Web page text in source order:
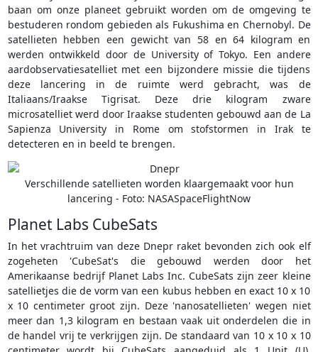
baan om onze planeet gebruikt worden om de omgeving te
bestuderen rondom gebieden als Fukushima en Chernobyl. De
satellieten hebben een gewicht van 58 en 64 kilogram en
werden ontwikkeld door de University of Tokyo. Een andere
aardobservatiesatelliet met een bijzondere missie die tijdens
deze lancering in de ruimte werd gebracht, was de
Italiaans/Iraakse Tigrisat. Deze drie kilogram zware
microsatelliet werd door Iraakse studenten gebouwd aan de La
Sapienza University in Rome om stofstormen in Irak te
detecteren en in beeld te brengen.
Verschillende satellieten worden klaargemaakt voor hun
lancering - Foto: NASASpaceFlightNow
Planet Labs CubeSats
In het vrachtruim van deze Dnepr raket bevonden zich ook elf
zogeheten 'CubeSat's die gebouwd werden door het
Amerikaanse bedrijf Planet Labs Inc. CubeSats zijn zeer kleine
satellietjes die de vorm van een kubus hebben en exact 10 x 10
x 10 centimeter groot zijn. Deze 'nanosatellieten' wegen niet
meer dan 1,3 kilogram en bestaan vaak uit onderdelen die in
de handel vrij te verkrijgen zijn. De standaard van 10 x 10 x 10